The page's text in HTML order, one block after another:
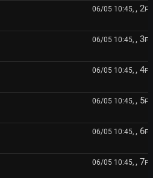
06/05 10:45, , 2F
06/05 10:45, , 3F
06/05 10:45, , 4F
06/05 10:45, , 5F
06/05 10:45, , 6F
06/05 10:45, , 7F